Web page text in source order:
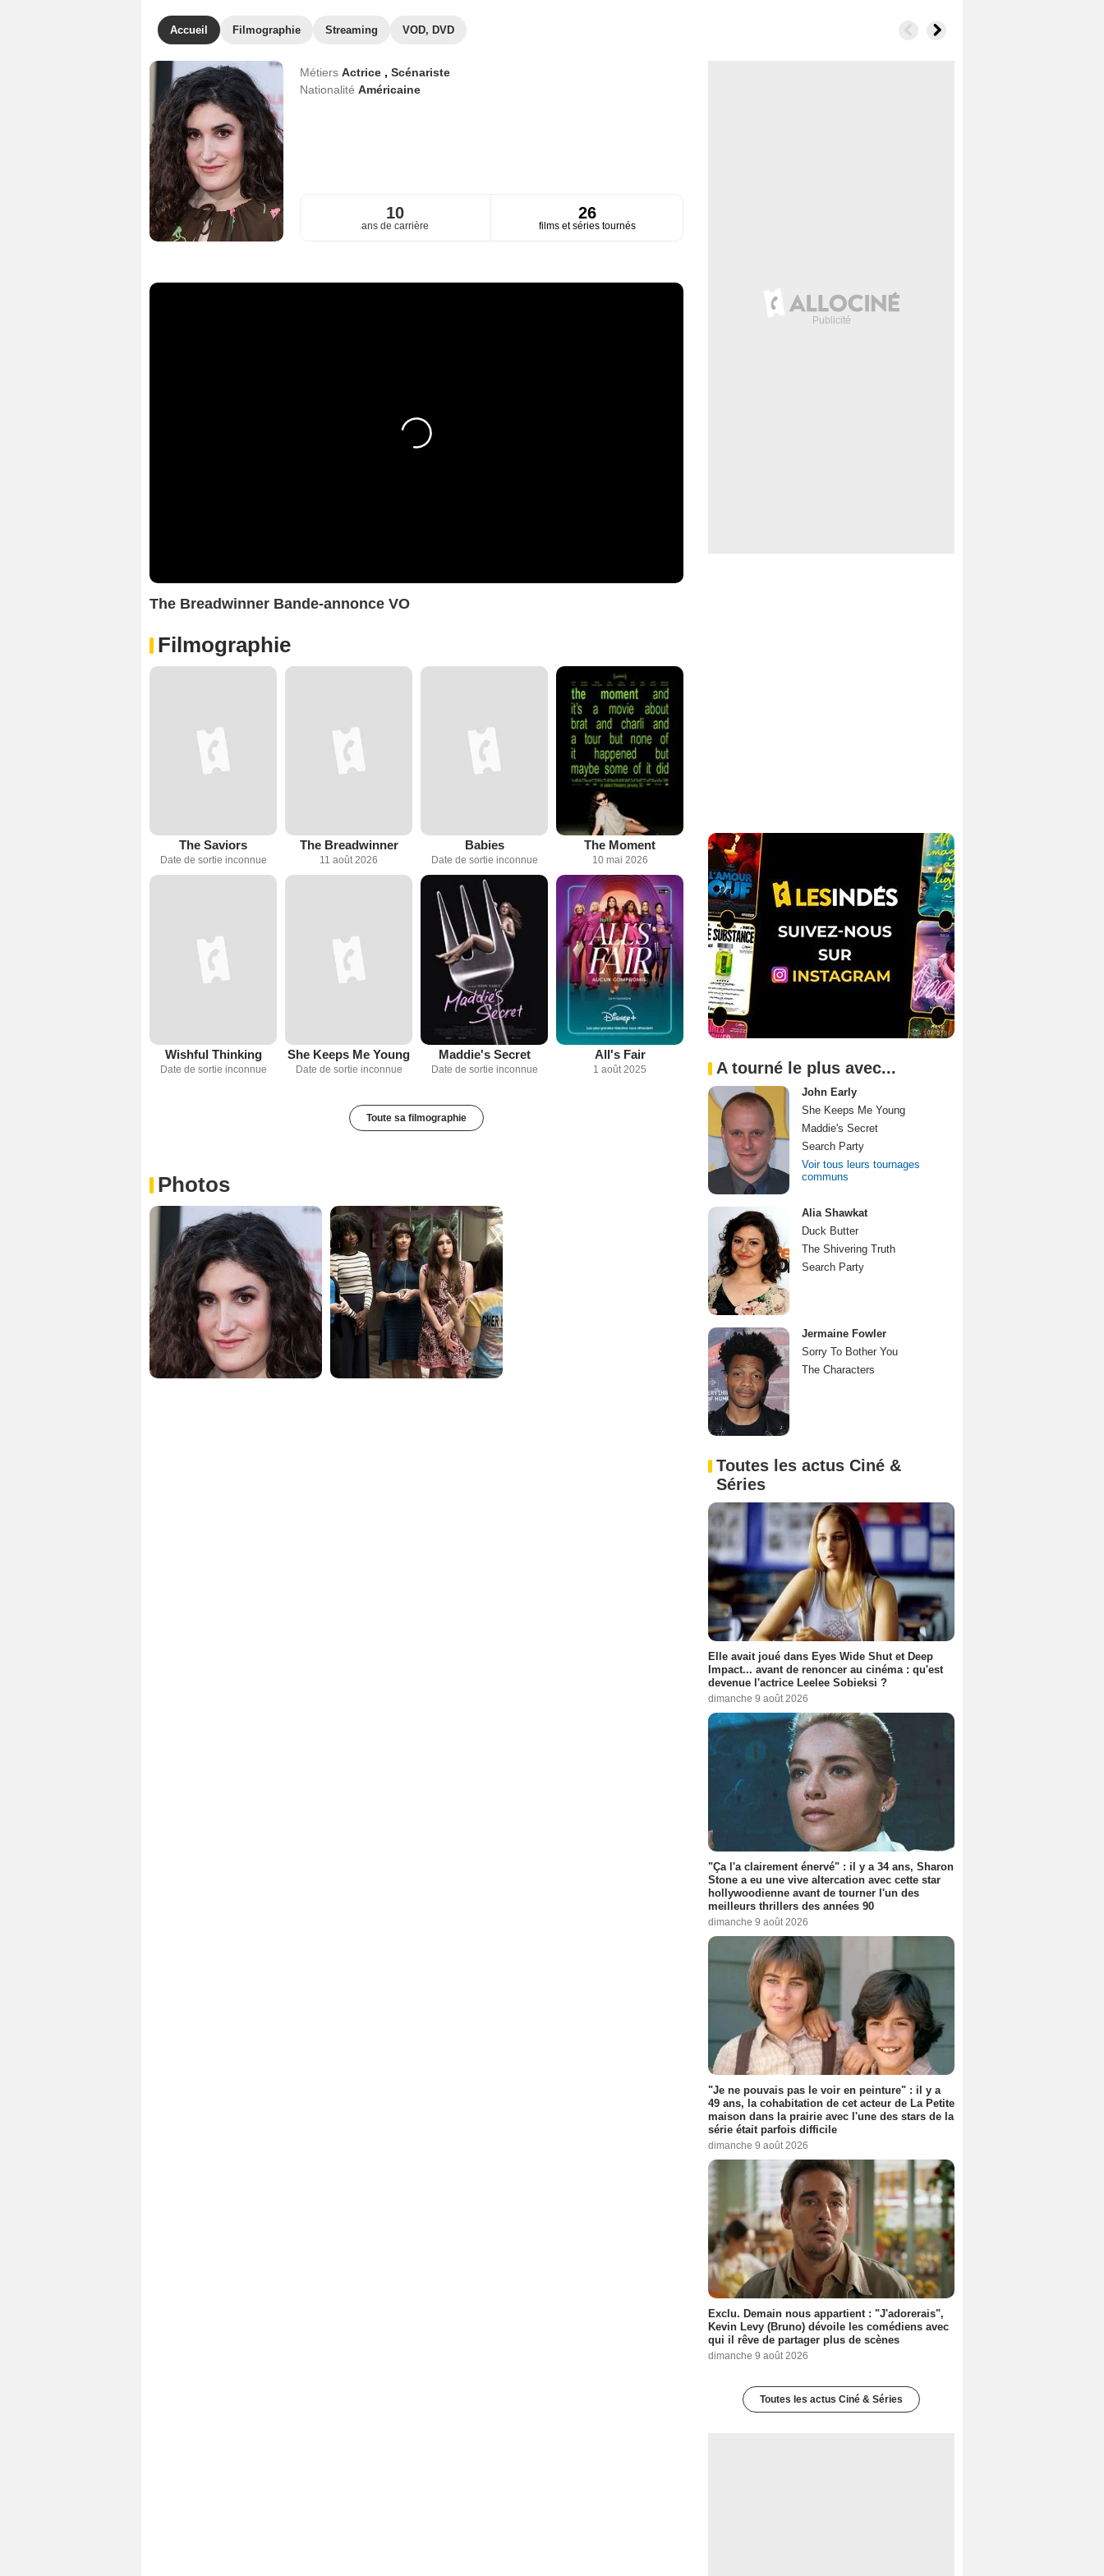
Accueil Filmographie Streaming VOD, DVD
Métiers Actrice , Scénariste
Nationalité Américaine
10
ans de carrière
26
films et séries tournés
The Breadwinner Bande-annonce VO
Filmographie
The Saviors
Date de sortie inconnue
The Breadwinner
11 août 2026
Babies
Date de sortie inconnue
The Moment
10 mai 2026
Wishful Thinking
Date de sortie inconnue
She Keeps Me Young
Date de sortie inconnue
Maddie's Secret
Date de sortie inconnue
All's Fair
1 août 2025
Toute sa filmographie
Photos
A tourné le plus avec...
John Early
She Keeps Me Young
Maddie's Secret
Search Party
Voir tous leurs tournages
communs
Alia Shawkat
Duck Butter
The Shivering Truth
Search Party
Jermaine Fowler
Sorry To Bother You
The Characters
Toutes les actus Ciné &
Séries
Elle avait joué dans Eyes Wide Shut et Deep
Impact... avant de renoncer au cinéma : qu'est
devenue l'actrice Leelee Sobieksi ?
dimanche 9 août 2026
"Ça l'a clairement énervé" : il y a 34 ans, Sharon
Stone a eu une vive altercation avec cette star
hollywoodienne avant de tourner l'un des
meilleurs thrillers des années 90
dimanche 9 août 2026
"Je ne pouvais pas le voir en peinture" : il y a
49 ans, la cohabitation de cet acteur de La Petite
maison dans la prairie avec l'une des stars de la
série était parfois difficile
dimanche 9 août 2026
Exclu. Demain nous appartient : "J'adorerais",
Kevin Levy (Bruno) dévoile les comédiens avec
qui il rêve de partager plus de scènes
dimanche 9 août 2026
Toutes les actus Ciné & Séries